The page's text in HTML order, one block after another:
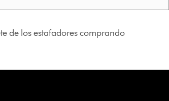
de los estafadores comprando